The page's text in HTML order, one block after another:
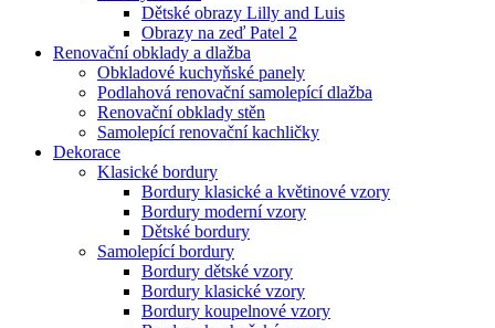
Dětské obrazy Lilly and Luis
Obrazy na zeď Patel 2
Renovační obklady a dlažba
Obkladové kuchyňské panely
Podlahová renovační samolepící dlažba
Renovační obklady stěn
Samolepící renovační kachličky
Dekorace
Klasické bordury
Bordury klasické a květinové vzory
Bordury moderní vzory
Dětské bordury
Samolepící bordury
Bordury dětské vzory
Bordury klasické vzory
Bordury koupelnové vzory